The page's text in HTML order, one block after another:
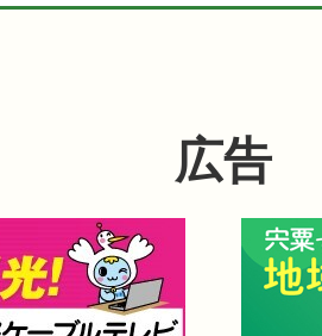
広告